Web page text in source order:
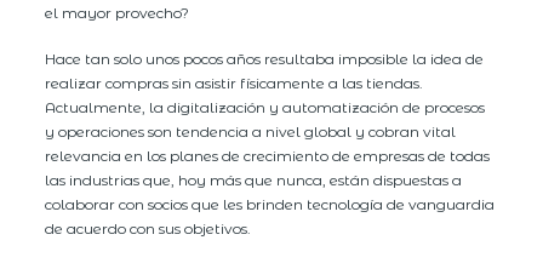
el mayor provecho?
Hace tan solo unos pocos años resultaba imposible la idea de
realizar compras sin asistir físicamente a las tiendas.
Actualmente, la digitalización y automatización de procesos
y operaciones son tendencia a nivel global y cobran vital
relevancia en los planes de crecimiento de empresas de todas
las industrias que, hoy más que nunca, están dispuestas a
colaborar con socios que les brinden tecnología de vanguardia
de acuerdo con sus objetivos.